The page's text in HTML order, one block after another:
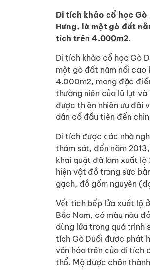
Di tích khảo cổ học Gò
Hưng, là một gò đất
tích trên 4.000m2.
Di tích khảo cổ học Gò
một gò đất nằm nổi cao
4.000m2, mang đặc
thường niên của lũ lụt
được thiên nhiên ưu đãi
dân cổ đầu tiên đến
Di tích được các nhà
thám sát, đến năm
khai quật đã làm xuất
hiện vật đồ trang sức
gạch, đồ gốm nguyên
Vết tích bếp lửa xuất lộ
Bắc Nam, có màu nâu
dùng lửa trong quá trình
tích Gò Duối được phát
văn hóa trên của di tích
thổ. Mộ được chôn